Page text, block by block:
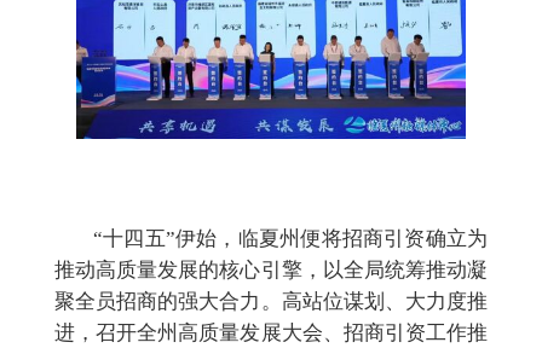
“十四五”伊始，临夏州便将招商引资确立为
推动高质量发展的核心引擎，以全局统筹推动凝
聚全员招商的强大合力。 高站位谋划、大力度推
进 ，召开全州高质量发展大会、招商引资工作推